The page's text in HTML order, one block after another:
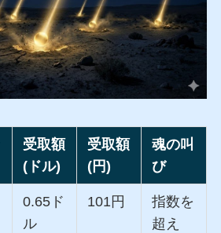
受取額
(ドル)
受取額
(円)
魂の叫
び
0.65ド
ル
101円
指数を
超え